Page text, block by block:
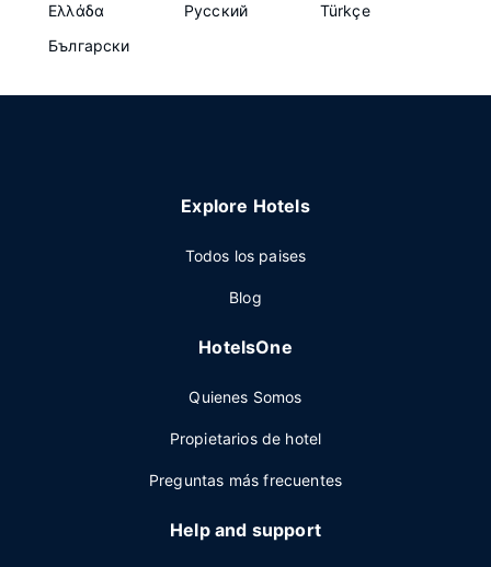
Ελλάδα Русский
Türkçe
Български
Explore Hotels
Todos los paises
Blog
HotelsOne
Quienes Somos
Propietarios de hotel
Preguntas más frecuentes
Help and support